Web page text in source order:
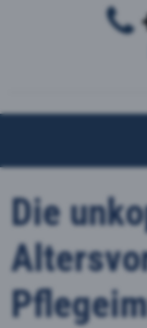
Die